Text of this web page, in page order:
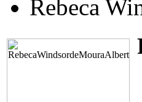
Rebeca